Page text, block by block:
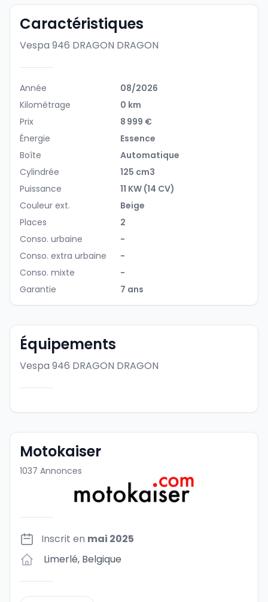
Caractéristiques
Vespa 946 DRAGON DRAGON
Année
08/2026
Kilométrage
0 km
Prix
8 999 €
Énergie
Essence
Boîte
Automatique
Cylindrée
125 cm3
Puissance
11 KW (14 CV)
Couleur ext.
Beige
Places
2
Conso. urbaine
-
Conso. extra urbaine
-
Conso. mixte
-
Garantie
7 ans
Équipements
Vespa 946 DRAGON DRAGON
Motokaiser
1037 Annonces
Inscrit en mai 2025
Limerlé, Belgique